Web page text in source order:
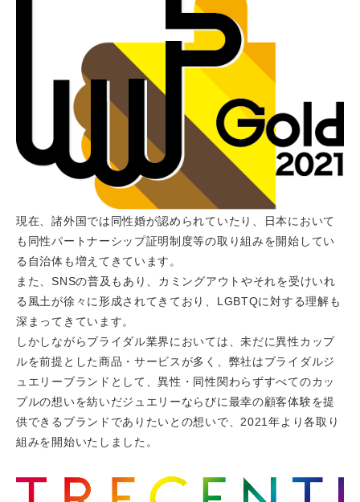
現在、諸外国では同性婚が認められていたり、日本において
も同性パートナーシップ証明制度等の取り組みを開始してい
る自治体も増えてきています。
また、SNSの普及もあり、カミングアウトやそれを受けいれ
る風土が徐々に形成されてきており、LGBTQに対する理解も
深まってきています。
しかしながらブライダル業界においては、未だに異性カップ
ルを前提とした商品・サービスが多く、弊社はブライダルジ
ュエリーブランドとして、異性・同性関わらずすべてのカッ
プルの想いを紡いだジュエリーならびに最幸の顧客体験を提
供できるブランドでありたいとの想いで、2021年より各取り
組みを開始いたしました。